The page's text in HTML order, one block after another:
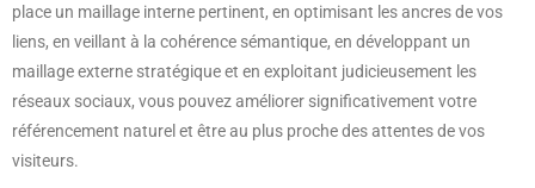
place un maillage interne pertinent, en optimisant les ancres de vos
liens, en veillant à la cohérence sémantique, en développant un
maillage externe stratégique et en exploitant judicieusement les
réseaux sociaux, vous pouvez améliorer significativement votre
référencement naturel et être au plus proche des attentes de vos
visiteurs.